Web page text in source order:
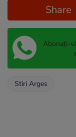
Share
Abonați-
Stiri Arges